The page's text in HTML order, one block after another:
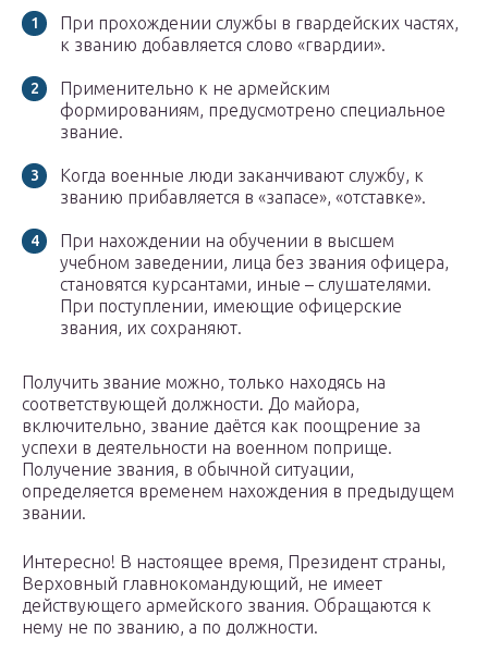
При прохождении службы в гвардейских частях,
к званию добавляется слово «гвардии».
Применительно к не армейским
формированиям, предусмотрено специальное
звание.
Когда военные люди заканчивают службу, к
званию прибавляется в «запасе», «отставке».
При нахождении на обучении в высшем
учебном заведении, лица без звания офицера,
становятся курсантами, иные – слушателями.
При поступлении, имеющие офицерские
звания, их сохраняют.
Получить звание можно, только находясь на
соответствующей должности. До майора,
включительно, звание даётся как поощрение за
успехи в деятельности на военном поприще.
Получение звания, в обычной ситуации,
определяется временем нахождения в предыдущем
звании.
Интересно! В настоящее время, Президент страны,
Верховный главнокомандующий, не имеет
действующего армейского звания. Обращаются к
нему не по званию, а по должности.